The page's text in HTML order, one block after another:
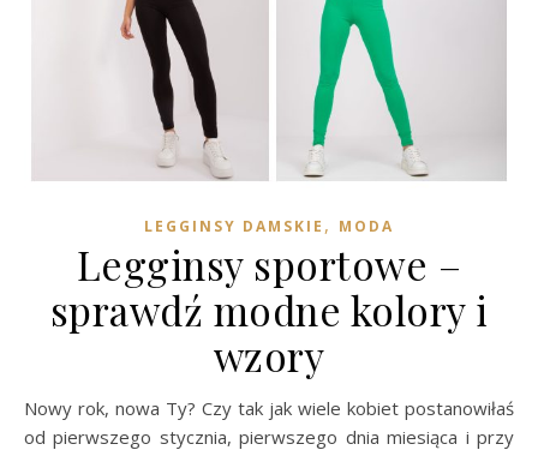
LEGGINSY DAMSKIE , MODA
Legginsy sportowe –
sprawdź modne kolory i
wzory
Nowy rok, nowa Ty? Czy tak jak wiele kobiet postanowiłaś
od pierwszego stycznia, pierwszego dnia miesiąca i przy